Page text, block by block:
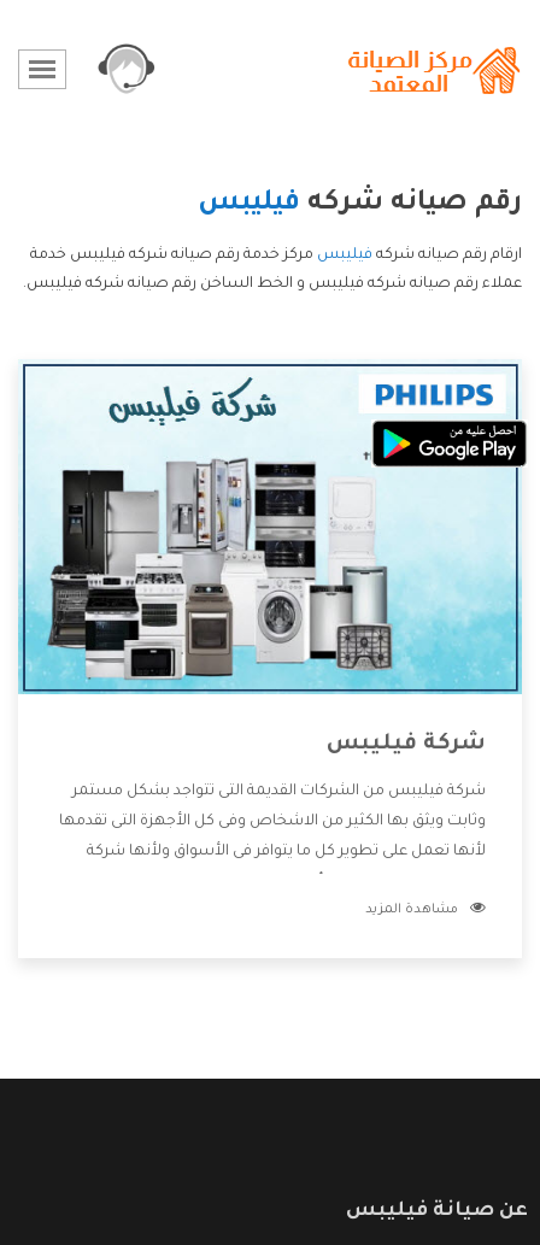
رقم صيانه شركه فيليبس
ارقام رقم صيانه شركه فيليبس مركز خدمة رقم صيانه شركه فيليبس خدمة
عملاء رقم صيانه شركه فيليبس و الخط الساخن رقم صيانه شركه فيليبس.
شركة فيليبس
شركة فيليبس من الشركات القديمة التى تتواجد بشكل مستمر
وثابت ويثق بها الكثير من الاشخاص وفى كل الأجهزة التى تقدمها
لأنها تعمل على تطوير كل ما يتوافر فى الأسواق ولأنها شركة
وتقدم للعملاء أقوى العروض والخصومات التى تسهل على
مشاهدة المزيد
عن صيانة فيليبس